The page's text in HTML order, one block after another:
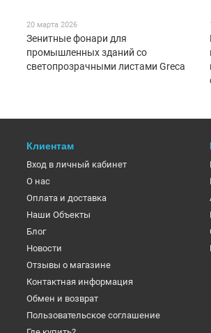
20 марта 2026
Зенитные фонари для
промышленных зданий со
светопрозрачными листами Greca
Клиентам
Вход в личный кабинет
О нас
Оплата и доставка
Наши Объекты
Блог
Новости
Отзывы о магазине
Контактная информация
Обмен и возврат
Пользовательское соглашение